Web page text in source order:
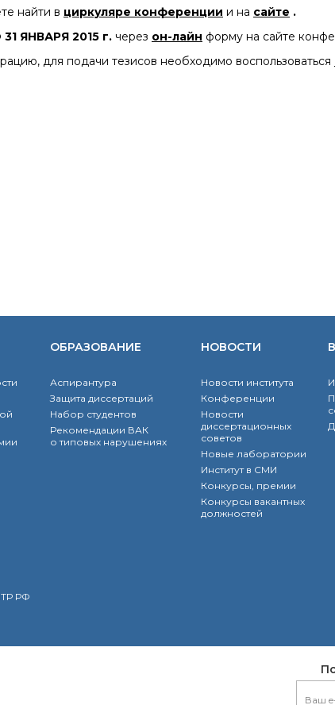
Конкурсы вакантных
должностей
найти в циркуляре конференции и на сайте .
ЯНВАРЯ 2015 г. через он-лайн форму на сайте
для подачи тезисов необходимо воспользоваться
РФ
ОБРАЗОВАНИЕ
Аспирантура
Защита диссертаций
Набор студентов
Рекомендации ВАК
о типовых нарушениях
НОВОСТИ
Новости института
Конференции
Новости
диссертационных
советов
Новые лаборатории
Институт в СМИ
Конкурсы, премии
Конкурсы вакантных
должностей